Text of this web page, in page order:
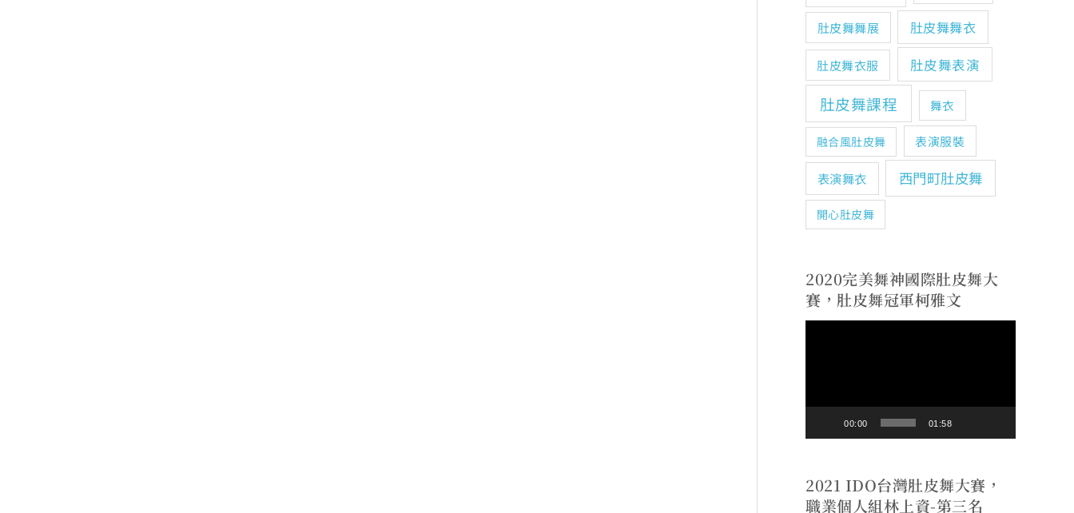
肚皮舞舞展 肚皮舞舞衣
肚皮舞衣服 肚皮舞表演
肚皮舞課程 舞衣
融合風肚皮舞 表演服裝
表演舞衣 西門町肚皮舞
開心肚皮舞
2020完美舞神國際肚皮舞大
賽，肚皮舞冠軍柯雅文
放
器
00:00 01:58
2021 IDO台灣肚皮舞大賽，
職業個人組林上資-第三名